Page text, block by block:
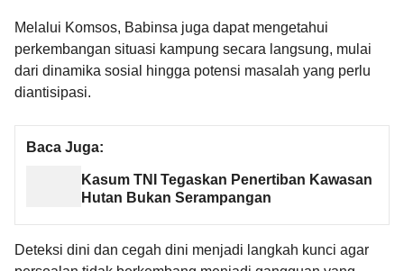
Melalui Komsos, Babinsa juga dapat mengetahui
perkembangan situasi kampung secara langsung, mulai
dari dinamika sosial hingga potensi masalah yang perlu
diantisipasi.
Baca Juga:
Kasum TNI Tegaskan Penertiban Kawasan
Hutan Bukan Serampangan
Deteksi dini dan cegah dini menjadi langkah kunci agar